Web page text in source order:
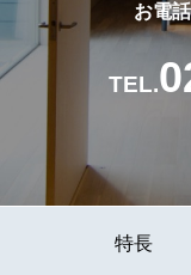
お電
TEL.
特長